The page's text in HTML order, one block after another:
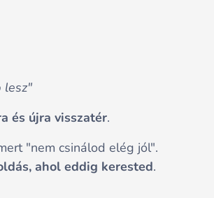
lesz"
és újra visszatér.
"nem csinálod elég jól".
ahol eddig kerested.